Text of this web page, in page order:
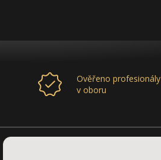
Ověřeno profesionály
v oboru